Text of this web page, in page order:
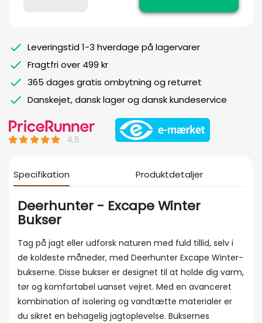
Leveringstid 1-3 hverdage på lagervarer
Fragtfri over 499 kr
365 dages gratis ombytning og returret
Danskejet, dansk lager og dansk kundeservice
Specifikation Produktdetaljer
Deerhunter - Excape Winter
Bukser
Tag på jagt eller udforsk naturen med fuld tillid, selv i
de koldeste måneder, med Deerhunter Excape Winter-
bukserne. Disse bukser er designet til at holde dig varm,
tør og komfortabel uanset vejret. Med en avanceret
kombination af isolering og vandtætte materialer er
du sikret en behagelig jagtoplevelse. Buksernes